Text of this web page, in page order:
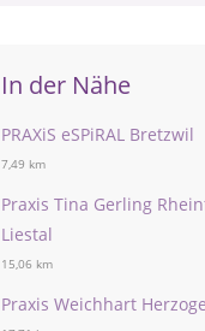
In der Nähe
PRAXiS eSPiRAL Bretzwil
7,49 km
Praxis Tina Gerling
Liestal
15,06 km
Praxis Weichhart